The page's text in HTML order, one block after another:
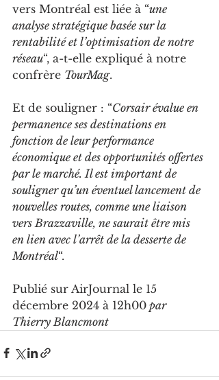
vers Montréal est liée à “une
analyse stratégique basée sur la
rentabilité et l’optimisation de notre
réseau“, a-t-elle expliqué à notre
confrère TourMag.
Et de souligner : “Corsair évalue en
permanence ses destinations en
fonction de leur performance
économique et des opportunités offertes
par le marché. Il est important de
souligner qu’un éventuel lancement de
nouvelles routes, comme une liaison
vers Brazzaville, ne saurait être mis
en lien avec l’arrêt de la desserte de
Montréal“.
Publié sur AirJournal le 15
décembre 2024 à 12h00 par
Thierry Blancmont